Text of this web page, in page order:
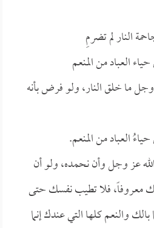
النار لم تضرمِ
العباد من المنعم
ما خلق النار، ولو فرض بأنه
العباد من المنعم.
عز وجل وأن نحمده، ولو أن
معروفاً، فلا تطيب نفسك حتى
والنعم كلها التي عندك إنما